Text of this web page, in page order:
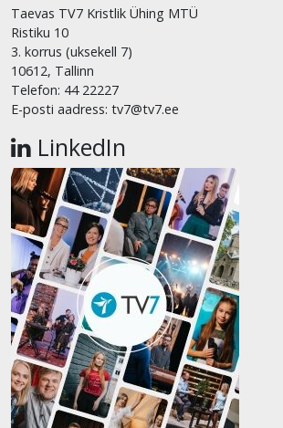
Taevas TV7 Kristlik Ühing MTÜ
Ristiku 10
3. korrus (uksekell 7)
10612, Tallinn
Telefon: 44 22227
E-posti aadress: tv7@tv7.ee
LinkedIn